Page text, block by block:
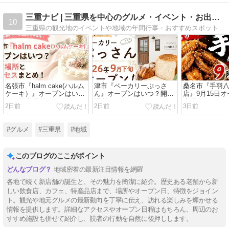
10
三重ナビ | 三重県を中心のグルメ・イベント・お出かけ情報
名張市『halm cake(ハルム
ケーキ）』オープンはい
つ？開店場所とアクセスま
とめ！
2日前
津市『ベーカリーぷっさ
ん』オープンはいつ？開店
場所とアクセスまとめ！
2日前
桑名市『手羽
店』9月15日
店場所とアク
3日前
#グルメ #三重県 #地域
このブログのここがポイント
地域密着の最新注目情報を網羅
各地で続く新店舗の誕生と、その魅力を簡潔に紹介。歴史ある老舗から新
しい飲食店、カフェ、特産品店まで、場所やオープン日、特徴をジョイン
ト。観光や地元グルメの最新動向を丁寧に伝え、訪れる楽しみを輝かせる
情報を提供します。詳細なアクセスやオープン日程はもちろん、周辺のお
すすめ施設も併せて紹介し、読者の行動を自然に後押しします。